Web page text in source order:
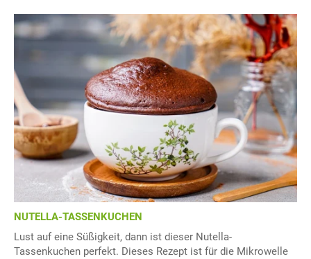
NUTELLA-TASSENKUCHEN
Lust auf eine Süßigkeit, dann ist dieser Nutella-
Tassenkuchen perfekt. Dieses Rezept ist für die Mikrowelle